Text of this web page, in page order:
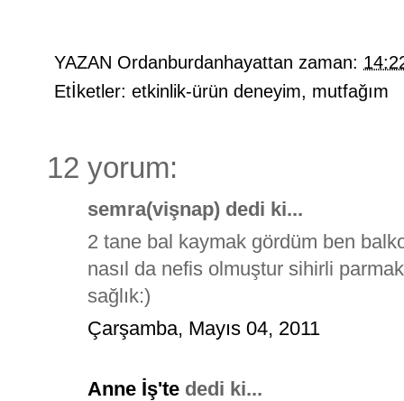
YAZAN Ordanburdanhayattan zaman:
Etİketler: etkinlik-ürün deneyim, mutfağım
12 yorum:
semra(vişnap) dedi ki...
2 tane bal kaymak gördüm ben
nasıl da nefis olmuştur sihirli
sağlık:)
Çarşamba, Mayıs 04, 2011
Anne İş'te dedi ki...